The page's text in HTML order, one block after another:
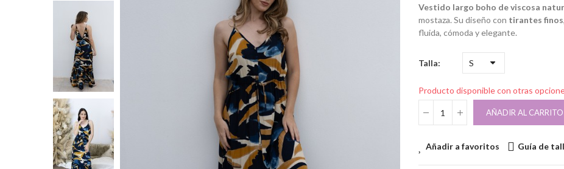
Vestido largo boho de viscosa
mostaza. Su diseño con tirantes finos
fluida, cómoda y elegante.
Talla
Producto disponible con otras
AÑADIR AL CARRITO
Añadir a favoritos Guía de